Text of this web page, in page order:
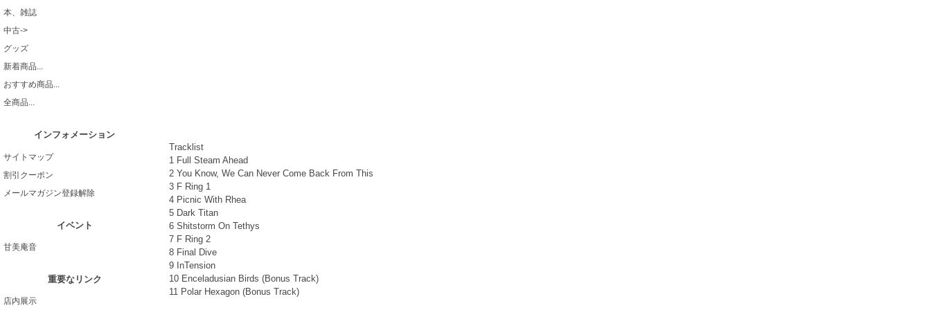
本、雑誌
中古->
グッズ
新着商品...
おすすめ商品...
全商品...
インフォメーション
サイトマップ
割引クーポン
メールマガジン登録解除
イベント
甘美庵音
重要なリンク
店内展示
Tracklist
1 Full Steam Ahead
2 You Know, We Can Never Come Back From This
3 F Ring 1
4 Picnic With Rhea
5 Dark Titan
6 Shitstorm On Tethys
7 F Ring 2
8 Final Dive
9 InTension
10 Enceladusian Birds (Bonus Track)
11 Polar Hexagon (Bonus Track)